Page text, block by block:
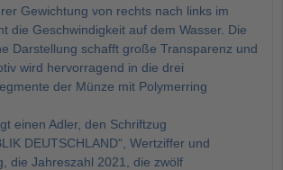
Gewichtung von rechts nach links im
die Geschwindigkeit auf dem Wasser. Die
Darstellung schafft große Transparenz und
wird hervorragend in die drei
der Münze mit Polymerring
einen Adler, den Schriftzug
DEUTSCHLAND“, Wertziffer und
die Jahreszahl 2021, die zwölf